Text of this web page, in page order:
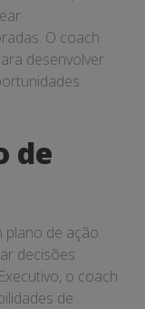
O coach
desenvolver
de
plano de ação
decisões
o coach
de